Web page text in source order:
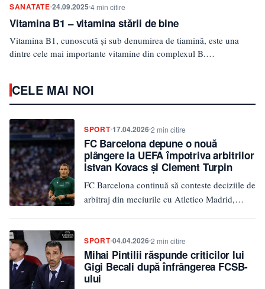
SANATATE 24.09.2025 4 min citire
Vitamina B1 – vitamina stării de bine
Vitamina B1, cunoscută și sub denumirea de tiamină, este una
dintre cele mai importante vitamine din complexul B.…
CELE MAI NOI
SPORT17.04.20262 min citire
FC Barcelona depune o nouă
plângere la UEFA împotriva arbitrilor
Istvan Kovacs și Clement Turpin
FC Barcelona continuă să conteste deciziile de
arbitraj din meciurile cu Atletico Madrid,
SPORT04.04.20262 min citire
Mihai Pintilii răspunde criticilor lui
Gigi Becali după înfrângerea FCSB-
ului